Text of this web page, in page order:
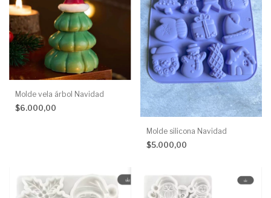
Molde vela árbol Navidad
$6.000,00
Molde silicona Navidad
$5.000,00